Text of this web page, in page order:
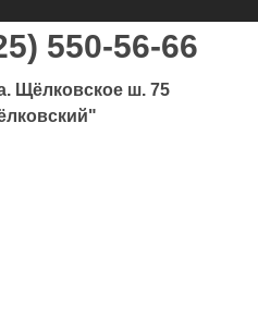
550-56-66
Щёлковское ш. 75